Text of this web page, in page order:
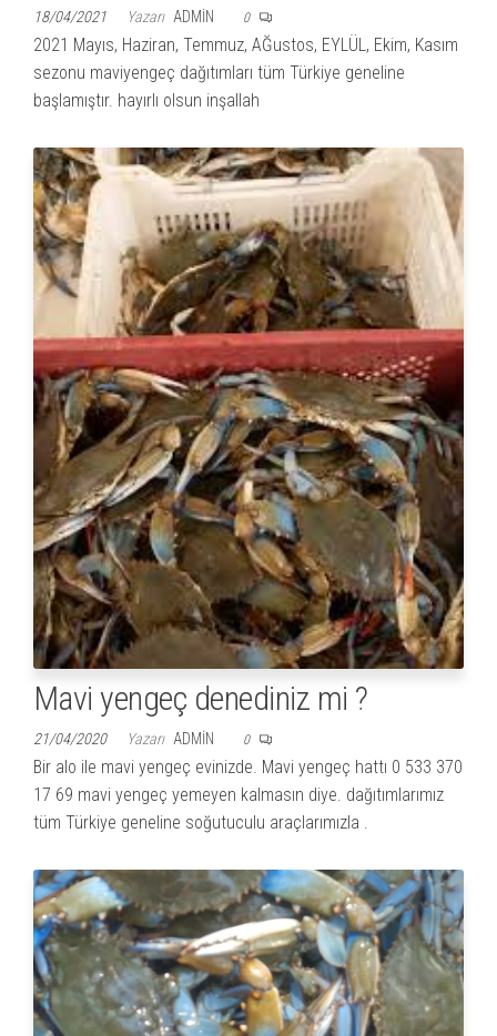
18/04/2021 Yazarı ADMIN 0
2021 Mayıs, Haziran, Temmuz, AĞustos, EYLÜL, Ekim, Kasım
sezonu maviyengeç dağıtımları tüm Türkiye geneline
başlamıştır. hayırlı olsun inşallah
Mavi yengeç denediniz mi ?
21/04/2020 Yazarı ADMIN 0
Bir alo ile mavi yengeç evinizde. Mavi yengeç hattı 0 533 370
17 69 mavi yengeç yemeyen kalmasın diye. dağıtımlarımız
tüm Türkiye geneline soğutuculu araçlarımızla .